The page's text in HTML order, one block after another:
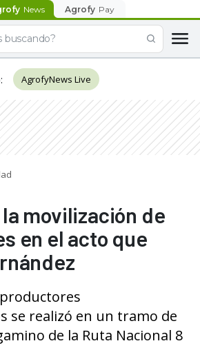
News Agrofy Pay
: AgrofyNews Live
movilización de
en el acto que
se realizó en un tramo de
de la Ruta Nacional 8